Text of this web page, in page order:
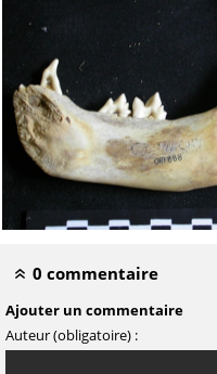
0 commentaire
Ajouter un commentaire
Auteur (obligatoire) :